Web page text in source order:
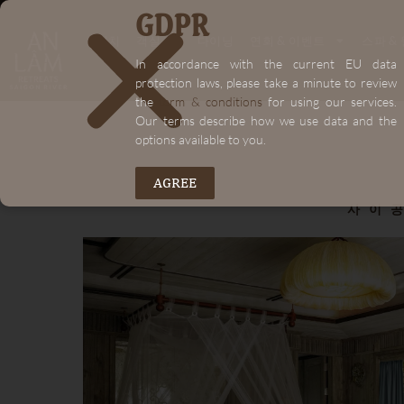
위치 객실 다이닝
사이
"+chaty_settings.lang.emoji_picker+"
"+chaty_settings.lang.emoji_picker+"
GDPR
In accordance with the current EU data
protection laws, please take a minute to review
the term & conditions for using our services.
Our terms describe how we use data and the
options available to you.
AGREE